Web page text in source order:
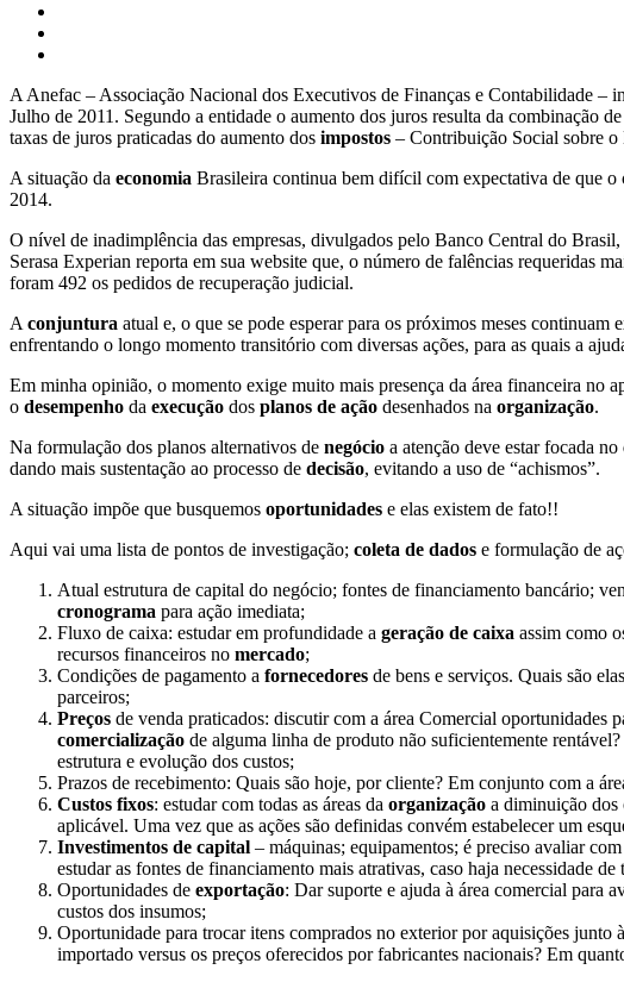
A Anefac – Associação Nacional dos Executivos de Finanças e Contabilidade –
Julho de 2011. Segundo a entidade o aumento dos juros resulta da combinação
taxas de juros praticadas do aumento dos impostos – Contribuição Social sobre
A situação da economia Brasileira continua bem difícil com expectativa de que
2014.
O nível de inadimplência das empresas, divulgados pelo Banco Central do
Serasa Experian reporta em sua website que, o número de falências requeridas
foram 492 os pedidos de recuperação judicial.
A conjuntura atual e, o que se pode esperar para os próximos meses continuam
enfrentando o longo momento transitório com diversas ações, para as quais a
Em minha opinião, o momento exige muito mais presença da área financeira no
o desempenho da execução dos planos de ação desenhados na organização.
Na formulação dos planos alternativos de negócio a atenção deve estar focada no
dando mais sustentação ao processo de decisão, evitando a uso de “achismos”.
A situação impõe que busquemos oportunidades e elas existem de fato!!
Aqui vai uma lista de pontos de investigação; coleta de dados e formulação de
Atual estrutura de capital do negócio; fontes de financiamento bancário;
cronograma para ação imediata;
Fluxo de caixa: estudar em profundidade a geração de caixa assim como
recursos financeiros no mercado;
Condições de pagamento a fornecedores de bens e serviços. Quais são
parceiros;
Preços de venda praticados: discutir com a área Comercial oportunidades
comercialização de alguma linha de produto não suficientemente
estrutura e evolução dos custos;
Prazos de recebimento: Quais são hoje, por cliente? Em conjunto com a
Custos fixos: estudar com todas as áreas da organização a diminuição dos
aplicável. Uma vez que as ações são definidas convém estabelecer um
Investimentos de capital – máquinas; equipamentos; é preciso avaliar
estudar as fontes de financiamento mais atrativas, caso haja necessidade de
Oportunidades de exportação: Dar suporte e ajuda à área comercial para
custos dos insumos;
Oportunidade para trocar itens comprados no exterior por aquisições junto
importado versus os preços oferecidos por fabricantes nacionais? Em